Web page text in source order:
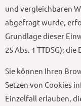
und vergleichbaren
abgefragt wurde,
Grundlage dieser
25 Abs. 1 TTDSG);
Sie können Ihren
Setzen von Cookies
Einzelfall erlauben,